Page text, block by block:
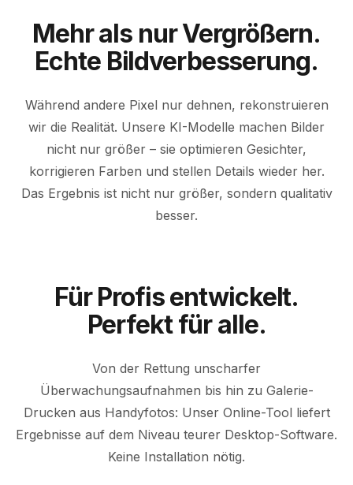
Mehr als nur Vergrößern.
Echte Bildverbesserung.
Während andere Pixel nur dehnen, rekonstruieren
wir die Realität. Unsere KI-Modelle machen Bilder
nicht nur größer – sie optimieren Gesichter,
korrigieren Farben und stellen Details wieder her.
Das Ergebnis ist nicht nur größer, sondern qualitativ
besser.
VORHER VERBESSERT
Für Profis entwickelt.
Perfekt für alle.
Von der Rettung unscharfer
Überwachungsaufnahmen bis hin zu Galerie-
Drucken aus Handyfotos: Unser Online-Tool liefert
Ergebnisse auf dem Niveau teurer Desktop-Software.
Keine Installation nötig.
VORHER VERBESSERT